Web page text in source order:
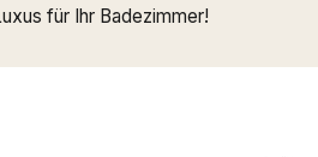
für Ihr Badezimmer!